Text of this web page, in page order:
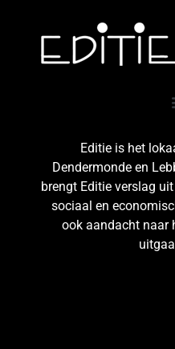
Editie is het
Dendermonde en
brengt Editie verslag
sociaal en
ook aandacht naar